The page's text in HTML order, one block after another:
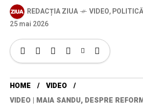
REDACȚIA ZIUA VIDEO,POLITICĂ
25 mai 2026
HOME
VIDEO
VIDEO | MAIA SANDU, DESPRE